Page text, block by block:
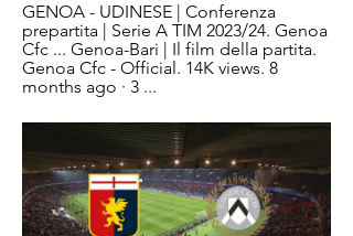
GENOA - UDINESE | Conferenza
prepartita | Serie A TIM 2023/24. Genoa
Cfc ... Genoa-Bari | Il film della partita.
Genoa Cfc - Official. 14K views. 8
months ago · 3 ...